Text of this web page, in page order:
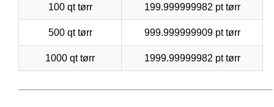
100 qt tørr 199.999999982 pt tørr
500 qt tørr 999.999999909 pt tørr
1000 qt tørr 1999.99999982 pt tørr